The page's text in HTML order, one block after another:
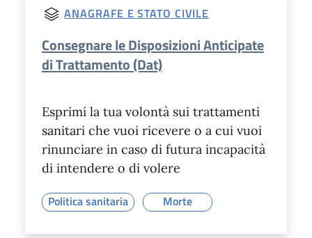
ANAGRAFE E STATO CIVILE
Consegnare le Disposizioni Anticipate
di Trattamento (Dat)
Esprimi la tua volontà sui trattamenti
sanitari che vuoi ricevere o a cui vuoi
rinunciare in caso di futura incapacità
di intendere o di volere
Politica sanitaria Morte